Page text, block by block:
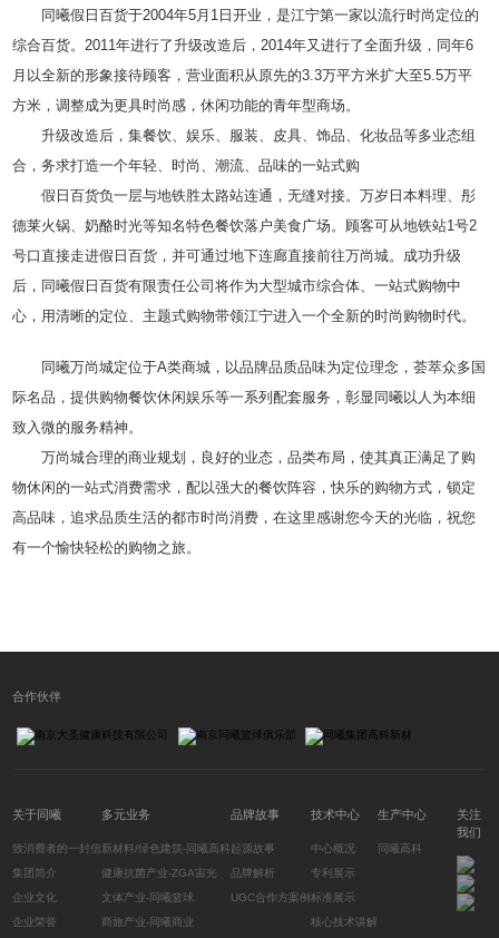
同曦假日百货于2004年5月1日开业，是江宁第一家以流行时尚定位的
综合百货。2011年进行了升级改造后，2014年又进行了全面升级，同年6
月以全新的形象接待顾客，营业面积从原先的3.3万平方米扩大至5.5万平
方米，调整成为更具时尚感，休闲功能的青年型商场。
升级改造后，集餐饮、娱乐、服装、皮具、饰品、化妆品等多业态组
合，务求打造一个年轻、时尚、潮流、品味的一站式购
假日百货负一层与地铁胜太路站连通，无缝对接。万岁日本料理、彤
德莱火锅、奶酪时光等知名特色餐饮落户美食广场。顾客可从地铁站1号2
号口直接走进假日百货，并可通过地下连廊直接前往万尚城。成功升级
后，同曦假日百货有限责任公司将作为大型城市综合体、一站式购物中
心，用清晰的定位、主题式购物带领江宁进入一个全新的时尚购物时代。
同曦万尚城定位于A类商城，以品牌品质品味为定位理念，荟萃众多国
际名品，提供购物餐饮休闲娱乐等一系列配套服务，彰显同曦以人为本细
致入微的服务精神。
万尚城合理的商业规划，良好的业态，品类布局，使其真正满足了购
物休闲的一站式消费需求，配以强大的餐饮阵容，快乐的购物方式，锁定
高品味，追求品质生活的都市时尚消费，在这里感谢您今天的光临，祝您
有一个愉快轻松的购物之旅。
合作伙伴
关于同曦
致消费者的一封信
集团简介
企业文化
企业荣誉
多元业务
新材料/绿色建筑-同曦高科
健康抗菌产业-ZGA宙光
文体产业-同曦篮球
商旅产业-同曦商业
品牌故事
起源故事
品牌解析
UGC合作方案例
技术中心
中心概况
专利展示
标准展示
核心技术讲解
生产中心
同曦高科
关注
我们